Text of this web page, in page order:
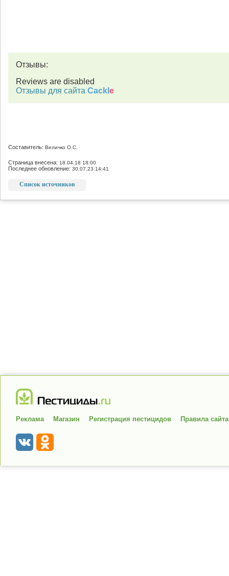
Отзывы:
Reviews are disabled
Отзывы для сайта Cackl e
Составитель: Величко О.С.
Страница внесена: 18.04.18 18:00
Последнее обновление: 30.07.23 14:41
Список источников
Реклама Магазин Регистрация пестицидов Правила сайта